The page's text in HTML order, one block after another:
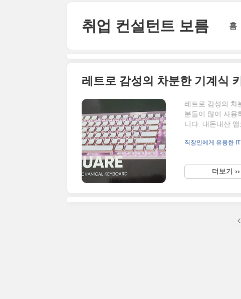
취업 컨설턴트 보름 홈
레트로 감성의 차분한 기계식
레트로 감성의 차
분들이 많이 사용
니다. 내돈내산
스위치 제품임을
치 대표적인 클릭
도 불리는데, 반
직장인에게 유용한
더보기 ››